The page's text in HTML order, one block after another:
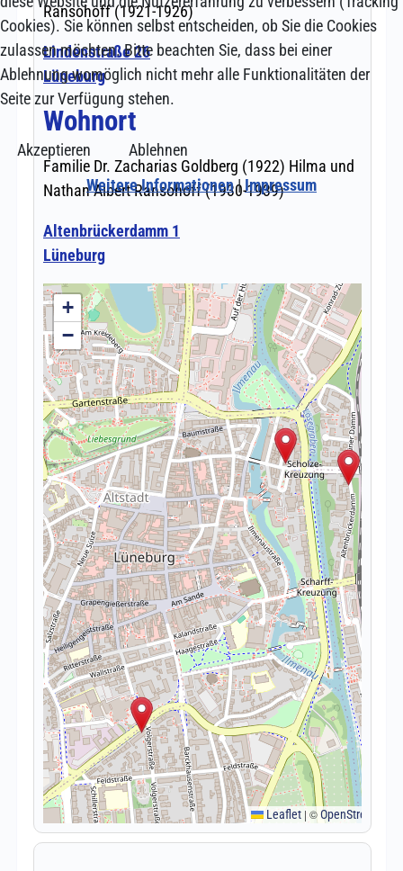
Cookies). Sie können selbst entscheiden, ob Sie die Cookies
zulassen möchten. Bitte beachten Sie, dass bei einer
Ablehnung womöglich nicht mehr alle Funktionalitäten der
Seite zur Verfügung stehen.
Akzeptieren
Ablehnen
Weitere Informationen|Impressum